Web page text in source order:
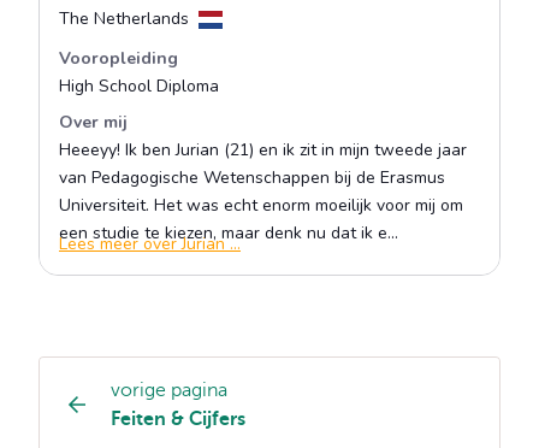
Opleiding
pagina
vorige pagina
Feiten & Cijfers